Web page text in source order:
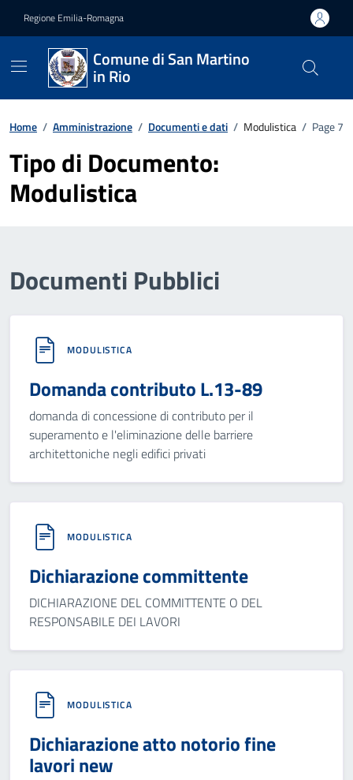
Regione Emilia-Romagna
Comune di San Martino
in Rio
Home / Amministrazione / Documenti e dati / Modulistica / Page 7
Tipo di Documento:
Modulistica
Documenti Pubblici
MODULISTICA
Domanda contributo L.13-89
domanda di concessione di contributo per il
superamento e l'eliminazione delle barriere
architettoniche negli edifici privati
MODULISTICA
Dichiarazione committente
DICHIARAZIONE DEL COMMITTENTE O DEL
RESPONSABILE DEI LAVORI
MODULISTICA
Dichiarazione atto notorio fine
lavori new